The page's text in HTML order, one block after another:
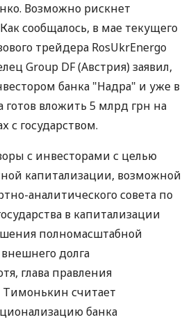
Возможно рискнет
сообщалось, в мае текущего
трейдера RosUkrEnergo
Group DF (Австрия) заявил,
банка "Надра" и уже в
готов вложить 5 млрд грн на
с государством.
с инвесторами с целью
капитализации, возможной
аналитического совета по
в капитализации
полномасштабной
долга
глава правления
Тимонькин считает
банка